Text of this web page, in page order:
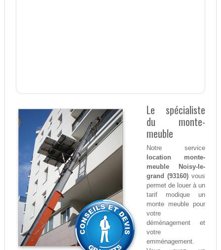
Le spécialiste
du monte-
meuble
Notre service
location monte-
meuble Noisy-le-
grand (93160) vous
permet de louer à un
tarif modique un
monte meuble pour
votre
déménagement et
votre
emménagement.